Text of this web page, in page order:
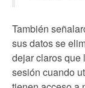
También
sus datos se
dejar claros que
sesión cuando